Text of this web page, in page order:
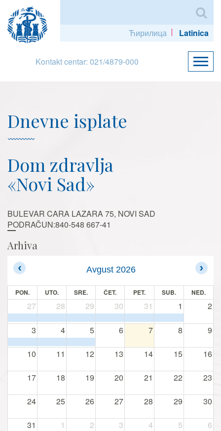
Ћирилица Latinica
Kontakt centar: 021/4879-000
Dnevne isplate
Dom zdravlja
«Novi Sad»
BULEVAR CARA LAZARA 75, NOVI SAD
PODRAČUN:840-548 667-41
Arhiva
Avgust 2026
PON. UTO. SRE. ČET. PET. SUB. NED.
27 28 29 30 31 1 2
3 4 5 6 7 8 9
10 11 12 13 14 15 16
17 18 19 20 21 22 23
24 25 26 27 28 29 30
31 1 2 3 4 5 6